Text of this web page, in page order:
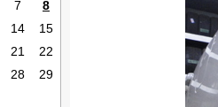
7
8
14
15
21
22
28
29